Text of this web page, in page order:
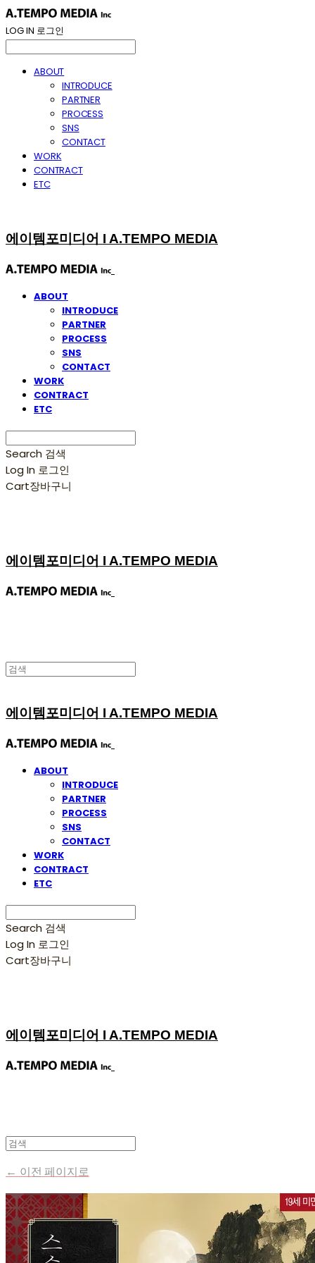
LOG IN 로그인
ABOUT
INTRODUCE
PARTNER
PROCESS
SNS
CONTACT
WORK
CONTRACT
ETC
에이템포미디어 I A.TEMPO MEDIA
ABOUT
INTRODUCE
PARTNER
PROCESS
SNS
CONTACT
WORK
CONTRACT
ETC
Search 검색
Log In 로그인
Cart장바구니
에이템포미디어 I A.TEMPO MEDIA
에이템포미디어 I A.TEMPO MEDIA
ABOUT
INTRODUCE
PARTNER
PROCESS
SNS
CONTACT
WORK
CONTRACT
ETC
Search 검색
Log In 로그인
Cart장바구니
에이템포미디어 I A.TEMPO MEDIA
← 이전 페이지로